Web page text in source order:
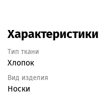
Характеристики
Тип ткани
Хлопок
Вид изделия
Носки